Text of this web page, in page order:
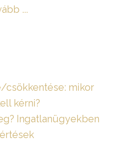
...
csökkentése: mikor
kérni?
Ingatlanügyekben